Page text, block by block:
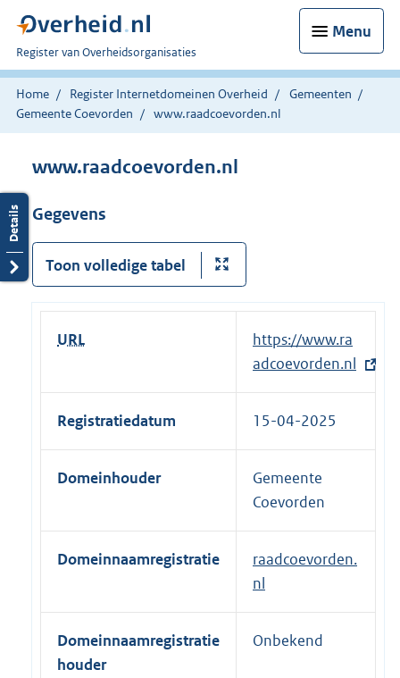
Menu
U
bent
nu
hier:
Register van Overheidsorganisaties
Home Register Internetdomeinen Overheid
Gemeenten
Gemeente Coevorden
www.raadcoevorden.nl
www.raadcoevorden.nl
Gegevens
Toon volledige tabel
URL
E
x
t
e
e
l
i
n
k
https://www.ra
adcoevorden.nl
Registratiedatum 15-04-2025
Domeinhouder
Gemeente
Coevorden
Domeinnaamregistratie
raadcoevorden.
nl
Domeinnaamregistratie
houder
Onbekend